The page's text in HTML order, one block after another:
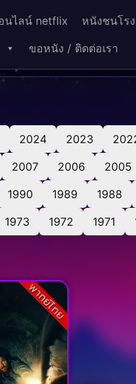
นไลน์ netflix หนังชนโร
ขอหนัง / ติดต่อเรา
2024 2023
2007 2006 2005
1990 1989 1988
1973 1972 1971
พากย์ไทย